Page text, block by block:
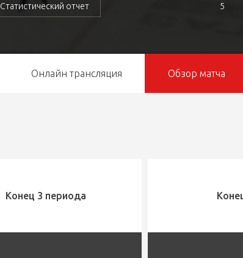
Статистический отчет
5
Онлайн трансляция Обзор матча
Конец 3 периода